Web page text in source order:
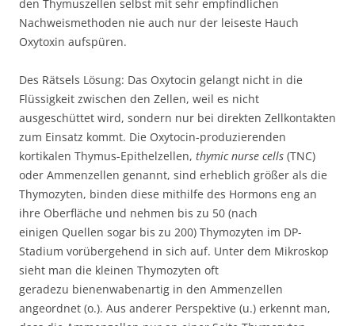
den Thymuszellen selbst mit sehr empfindlichen
Nachweismethoden nie auch nur der leiseste Hauch
Oxytoxin aufspüren.
Des Rätsels Lösung: Das Oxytocin gelangt nicht in die
Flüssigkeit zwischen den Zellen, weil es nicht
ausgeschüttet wird, sondern nur bei direkten Zellkontakten
zum Einsatz kommt. Die Oxytocin-produzierenden
kortikalen Thymus-Epithelzellen, thymic nurse cells (TNC)
oder Ammenzellen genannt, sind erheblich größer als die
Thymozyten, binden diese mithilfe des Hormons eng an
ihre Oberfläche und nehmen bis zu 50 (nach
einigen Quellen sogar bis zu 200) Thymozyten im DP-
Stadium vorübergehend in sich auf. Unter dem Mikroskop
sieht man die kleinen Thymozyten oft
geradezu bienenwabenartig in den Ammenzellen
angeordnet (o.). Aus anderer Perspektive (u.) erkennt man,